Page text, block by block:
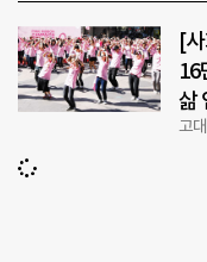
[
16
삶
고